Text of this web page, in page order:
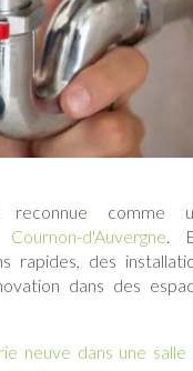
comme
d'Auvergne.
rapides, des
dans des
neuve dans une salle